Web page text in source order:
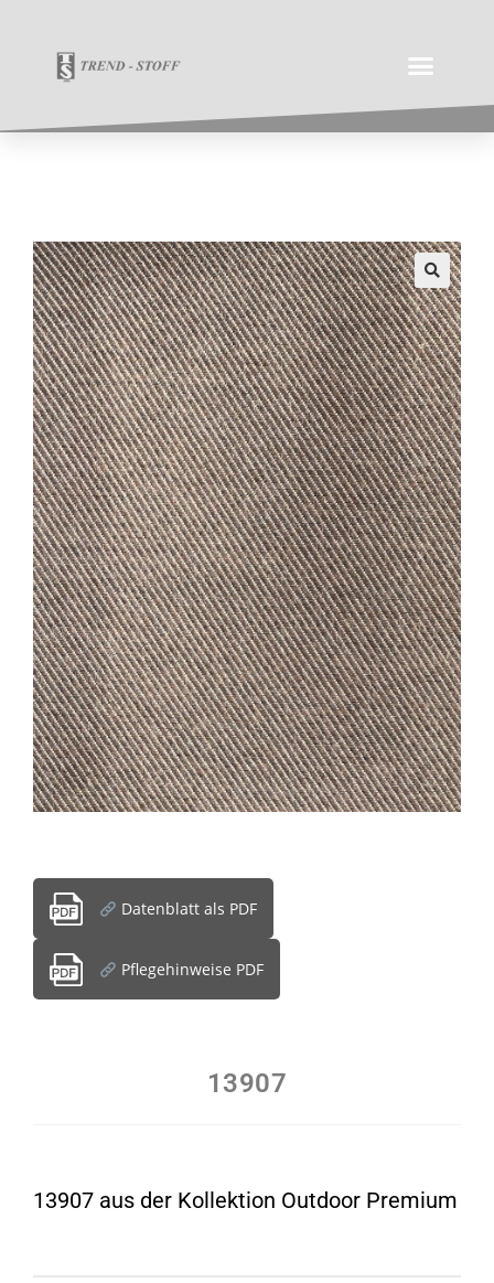
Datenblatt als PDF
Pflegehinweise PDF
13907
13907 aus der Kollektion Outdoor Premium